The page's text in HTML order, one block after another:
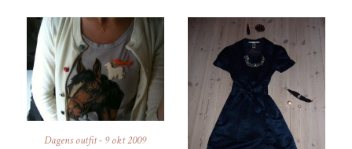
Dagens outfit- 9 okt 2009